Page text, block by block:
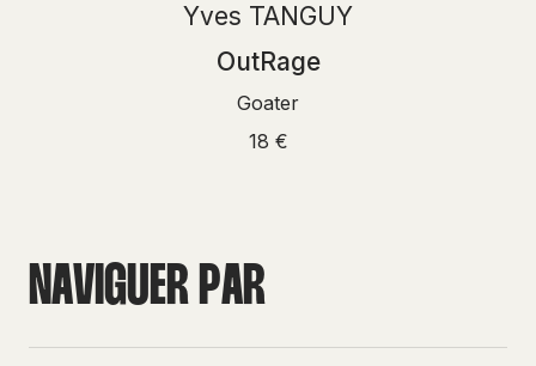
Yves TANGUY
OutRage
Goater
18 €
NAVIGUERPAR